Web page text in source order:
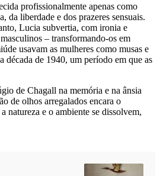
profissionalmente apenas como
liberdade e dos prazeres sensuais.
Lucia subvertia, com ironia e
– transformando-os em
usavam as mulheres como musas e
década de 1940, um período em que as
de Chagall na memória e na ânsia
de olhos arregalados encara o
natureza e o ambiente se dissolvem,